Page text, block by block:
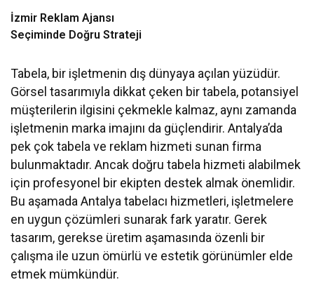
İzmir Reklam Ajansı
Seçiminde Doğru Strateji
Tabela, bir işletmenin dış dünyaya açılan yüzüdür.
Görsel tasarımıyla dikkat çeken bir tabela, potansiyel
müşterilerin ilgisini çekmekle kalmaz, aynı zamanda
işletmenin marka imajını da güçlendirir. Antalya’da
pek çok tabela ve reklam hizmeti sunan firma
bulunmaktadır. Ancak doğru tabela hizmeti alabilmek
için profesyonel bir ekipten destek almak önemlidir.
Bu aşamada Antalya tabelacı hizmetleri, işletmelere
en uygun çözümleri sunarak fark yaratır. Gerek
tasarım, gerekse üretim aşamasında özenli bir
çalışma ile uzun ömürlü ve estetik görünümler elde
etmek mümkündür.